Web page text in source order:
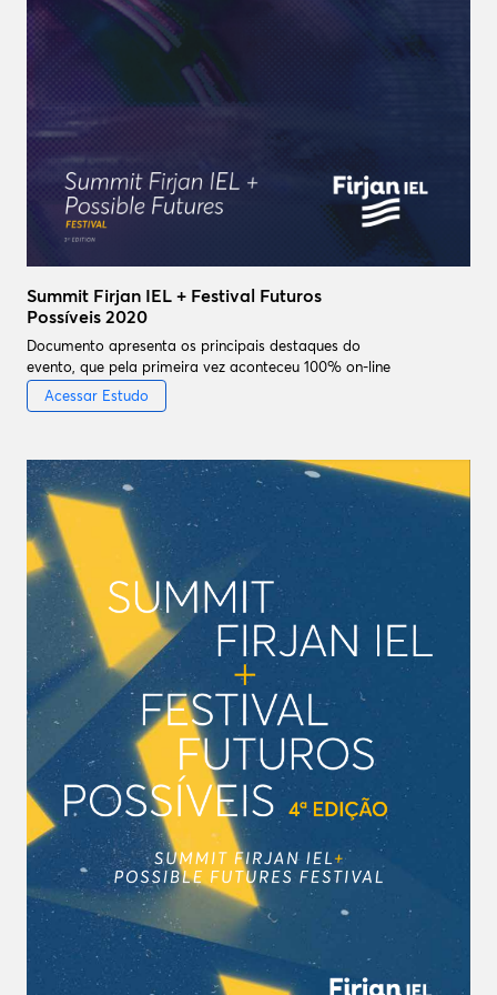
Summit Firjan IEL + Festival Futuros
Possíveis 2020
Documento apresenta os principais destaques do
evento, que pela primeira vez aconteceu 100% on-line
Acessar Estudo